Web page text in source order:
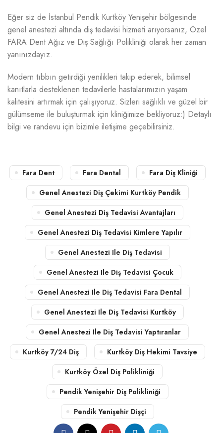
Eğer siz de İstanbul Pendik Kurtköy Yenişehir bölgesinde
genel anestezi altında diş tedavisi hizmeti arıyorsanız, Özel
FARA Dent Ağız ve Diş Sağlığı Polikliniği olarak her zaman
yanınızdayız.
Modern tıbbın getirdiği yenilikleri takip ederek, bilimsel
kanıtlarla desteklenen tedavilerle hastalarımızın yaşam
kalitesini artırmak için çalışıyoruz. Sizleri sağlıklı ve güzel bir
gülümseme ile buluşturmak için kliniğimize bekliyoruz:) Detaylı
bilgi ve randevu için bizimle iletişime geçebilirsiniz.
Fara Dent Fara Dental
Fara Diş Kliniği
Genel Anestezi Diş Çekimi Kurtköy Pendik
Genel Anestezi Diş Tedavisi Avantajları
Genel Anestezi Diş Tedavisi Kimlere Yapılır
Genel Anestezi Ile Diş Tedavisi
Genel Anestezi Ile Diş Tedavisi Çocuk
Genel Anestezi Ile Diş Tedavisi Fara Dental
Genel Anestezi Ile Diş Tedavisi Kurtköy
Genel Anestezi Ile Diş Tedavisi Yaptıranlar
Kurtköy 7/24 Diş
Kurtköy Diş Hekimi Tavsiye
Kurtköy Özel Diş Polikliniği
Pendik Yenişehir Diş Polikliniği
Pendik Yenişehir Dişçi